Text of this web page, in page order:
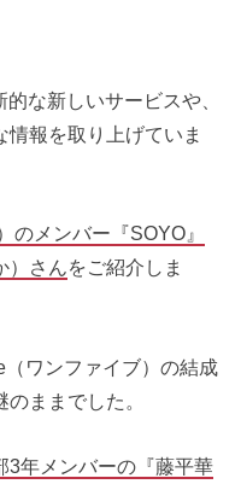
な新しいサービスや、
報を取り上げていま
のメンバー『SOYO』
）さんをご紹介しま
ワンファイブ）の結成
ままでした。
3年メンバーの『藤平華